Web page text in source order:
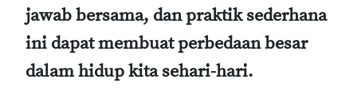
jawab bersama, dan praktik sederhana
ini dapat membuat perbedaan besar
dalam hidup kita sehari-hari.